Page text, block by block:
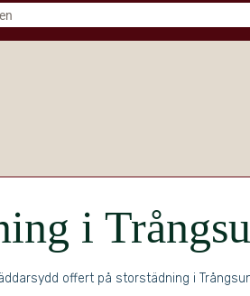
i
offert på storstädning i